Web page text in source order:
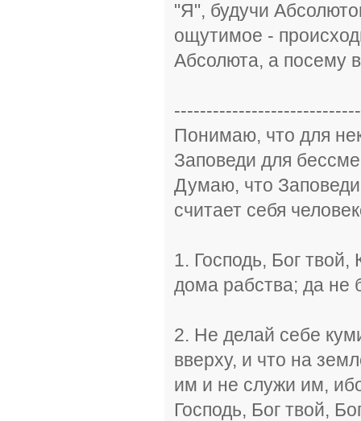
"Я", будучи
ощутимое -
Абсолюта, а посему
Понимаю, что для
Заповеди для
Думаю, что
считает себя
1. Господь, Бог
дома рабства; да не
2. Не делай себе
вверху, и что на
им и не служи им,
Господь, Бог твой,